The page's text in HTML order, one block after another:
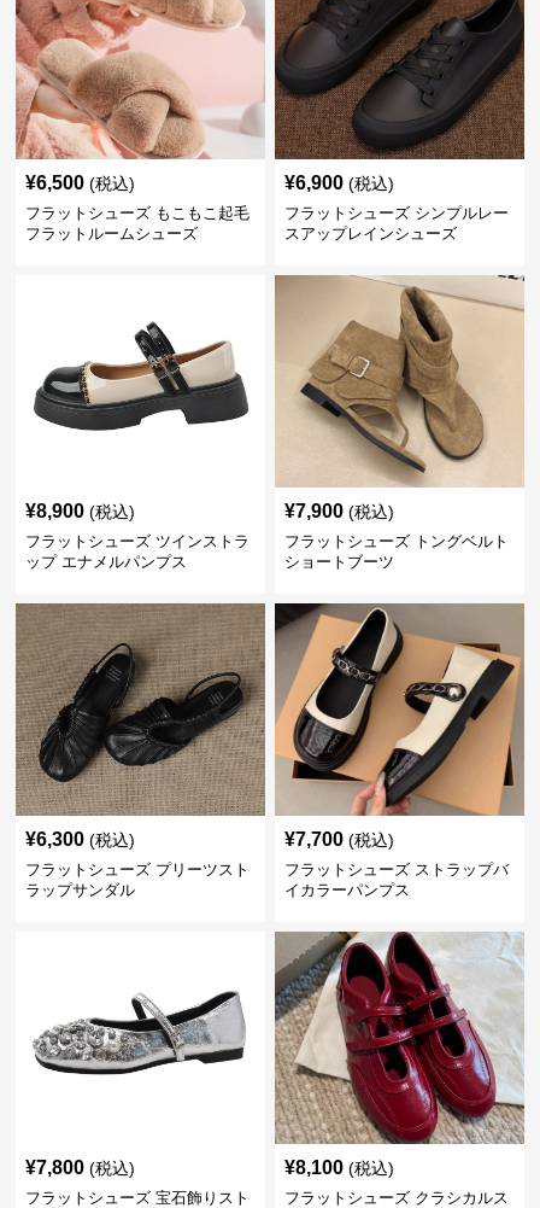
¥6,500 (税込)
フラットシューズ もこもこ起毛
フラットルームシューズ
¥6,900 (税込)
フラットシューズ シンプルレー
スアップレインシューズ
¥8,900 (税込)
フラットシューズ ツインストラ
ップ エナメルパンプス
¥7,900 (税込)
フラットシューズ トングベルト
ショートブーツ
¥6,300 (税込)
フラットシューズ プリーツスト
ラップサンダル
¥7,700 (税込)
フラットシューズ ストラップバ
イカラーパンプス
¥7,800 (税込)
フラットシューズ 宝石飾りスト
¥8,100 (税込)
フラットシューズ クラシカルス